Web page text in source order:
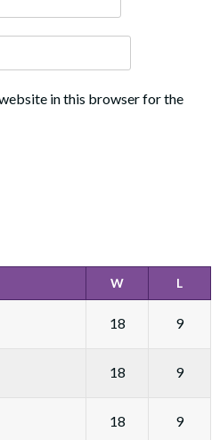
in this browser for the
W L
18 9
18 9
18 9